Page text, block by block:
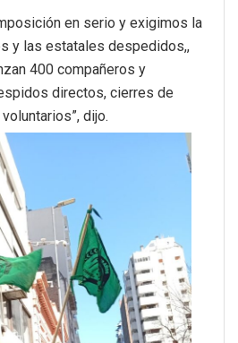
en serio y exigimos la
y las estatales despedidos,,
400 compañeros y
directos, cierres de
dijo.